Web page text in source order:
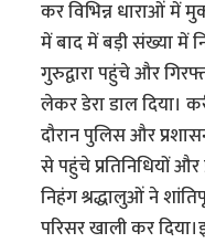
कर विभिन्न धाराओं में
में बाद में बड़ी संख्या में
गुरुद्वारा पहुंचे और
लेकर डेरा डाल दिया।
दौरान पुलिस और
से पहुंचे प्रतिनिधियों
निहंग श्रद्धालुओं ने
परिसर खाली कर